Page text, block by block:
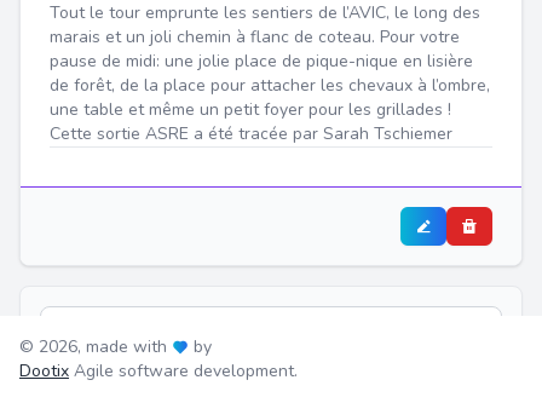
Tout le tour emprunte les sentiers de l’AVIC, le long des
marais et un joli chemin à flanc de coteau. Pour votre
pause de midi: une jolie place de pique-nique en lisière
de forêt, de la place pour attacher les chevaux à l’ombre,
une table et même un petit foyer pour les grillades !
Cette sortie ASRE a été tracée par Sarah Tschiemer
1.
-
© 2026, made with
by
Dootix Agile software development.